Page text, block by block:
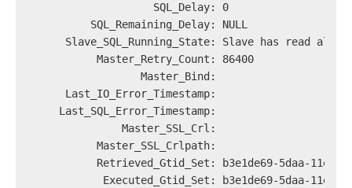
                    SQL_Delay: 0
          SQL_Remaining_Delay: NULL
Slave_SQL_Running_State: Slave has read all
           Master_Retry_Count: 86400
                  Master_Bind:
      Last_IO_Error_Timestamp:
     Last_SQL_Error_Timestamp:
               Master_SSL_Crl:
           Master_SSL_Crlpath:
Retrieved_Gtid_Set: b3e1de69-5daa-11e8-
Executed_Gtid_Set: b3e1de69-5daa-11e8-